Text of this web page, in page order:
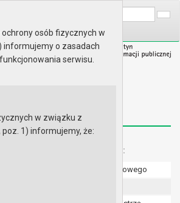
Menu dodatkowe:
Numer konta bankowego
osób fizycznych w
informujemy o zasadach
serwisu.
w związku z
1) informujemy, że: